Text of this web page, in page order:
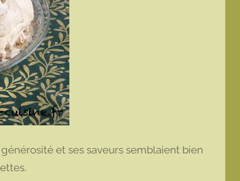
générosité et ses saveurs semblaient bien